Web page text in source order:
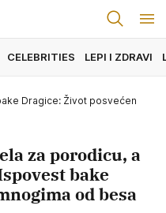
CELEBRITIES LEPI I ZDRAVI
Dragice: Život posvećen
za porodicu, a
bake
od besa